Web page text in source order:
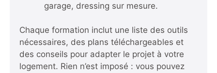
garage, dressing sur mesure.
Chaque formation inclut une liste des outils
nécessaires, des plans téléchargeables et
des conseils pour adapter le projet à votre
logement. Rien n’est imposé : vous pouvez